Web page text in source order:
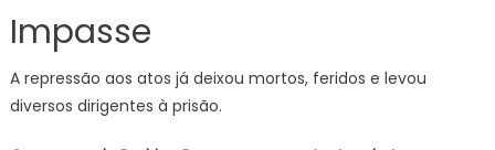
Impasse
A repressão aos atos já deixou mortos, feridos e levou
diversos dirigentes à prisão.